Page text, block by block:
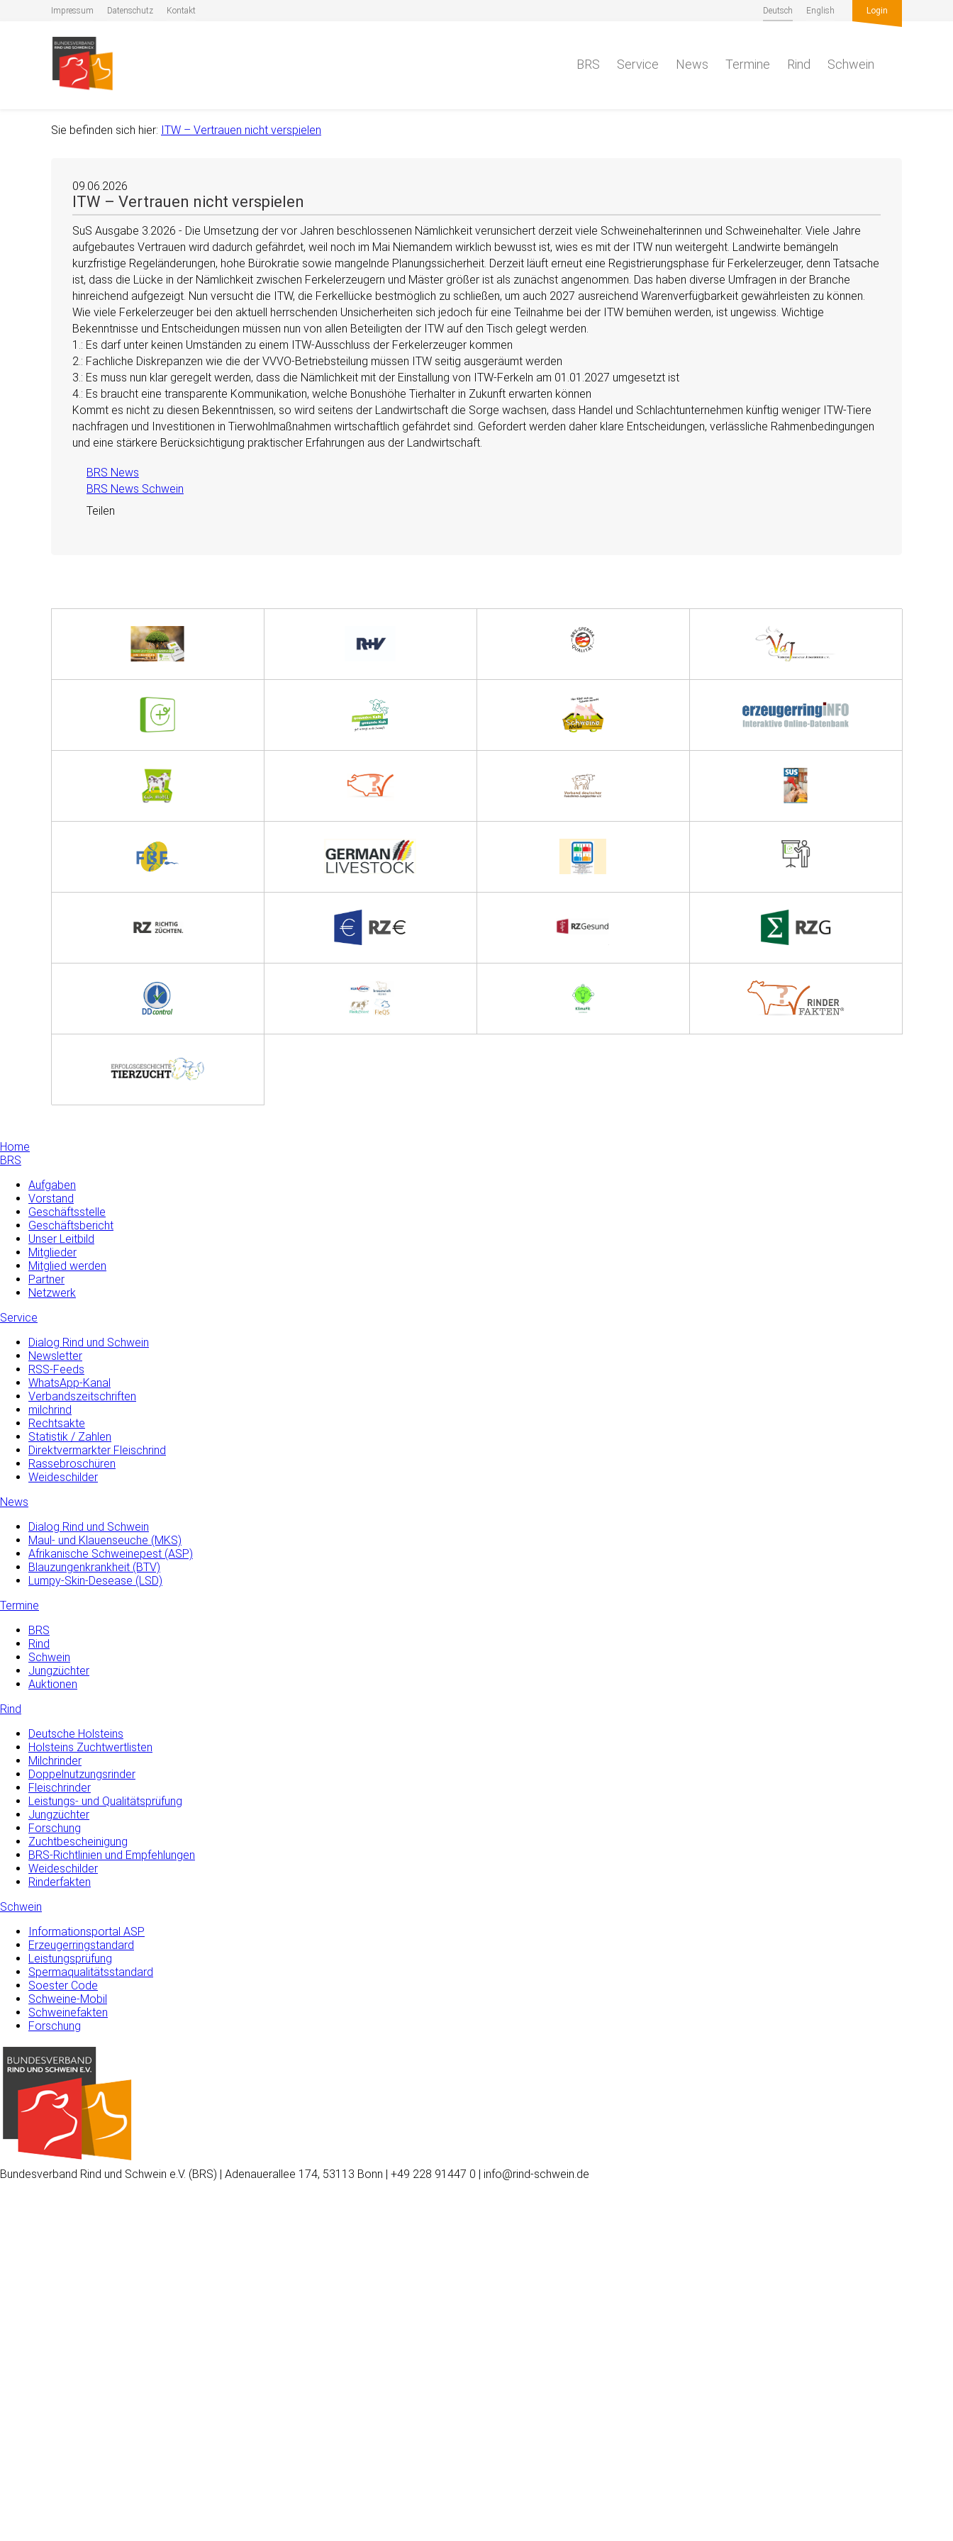
Impressum Datenschutz Kontakt Deutsch English Login
BRS Service News Termine Rind Schwein
Sie befinden sich hier: ITW – Vertrauen nicht verspielen
09.06.2026
ITW – Vertrauen nicht verspielen
SuS Ausgabe 3.2026 - Die Umsetzung der vor Jahren beschlossenen Nämlichkeit verunsichert derzeit viele Schweinehalterinnen und Schweinehalter. Viele Jahre
aufgebautes Vertrauen wird dadurch gefährdet, weil noch im Mai Niemandem wirklich bewusst ist, wies es mit der ITW nun weitergeht. Landwirte bemängeln
kurzfristige Regeländerungen, hohe Bürokratie sowie mangelnde Planungssicherheit. Derzeit läuft erneut eine Registrierungsphase für Ferkelerzeuger, denn Tatsache
ist, dass die Lücke in der Nämlichkeit zwischen Ferkelerzeugern und Mäster größer ist als zunächst angenommen. Das haben diverse Umfragen in der Branche
hinreichend aufgezeigt. Nun versucht die ITW, die Ferkellücke bestmöglich zu schließen, um auch 2027 ausreichend Warenverfügbarkeit gewährleisten zu können.
Wie viele Ferkelerzeuger bei den aktuell herrschenden Unsicherheiten sich jedoch für eine Teilnahme bei der ITW bemühen werden, ist ungewiss. Wichtige
Bekenntnisse und Entscheidungen müssen nun von allen Beteiligten der ITW auf den Tisch gelegt werden.
1.: Es darf unter keinen Umständen zu einem ITW-Ausschluss der Ferkelerzeuger kommen
2.: Fachliche Diskrepanzen wie die der VVVO-Betriebsteilung müssen ITW seitig ausgeräumt werden
3.: Es muss nun klar geregelt werden, dass die Nämlichkeit mit der Einstallung von ITW-Ferkeln am 01.01.2027 umgesetzt ist
4.: Es braucht eine transparente Kommunikation, welche Bonushöhe Tierhalter in Zukunft erwarten können
Kommt es nicht zu diesen Bekenntnissen, so wird seitens der Landwirtschaft die Sorge wachsen, dass Handel und Schlachtunternehmen künftig weniger ITW-Tiere
nachfragen und Investitionen in Tierwohlmaßnahmen wirtschaftlich gefährdet sind. Gefordert werden daher klare Entscheidungen, verlässliche Rahmenbedingungen
und eine stärkere Berücksichtigung praktischer Erfahrungen aus der Landwirtschaft.
BRS News
BRS News Schwein
Teilen
Home
BRS
Aufgaben
Vorstand
Geschäftsstelle
Geschäftsbericht
Unser Leitbild
Mitglieder
Mitglied werden
Partner
Netzwerk
Service
Dialog Rind und Schwein
Newsletter
RSS-Feeds
WhatsApp-Kanal
Verbandszeitschriften
milchrind
Rechtsakte
Statistik / Zahlen
Direktvermarkter Fleischrind
Rassebroschüren
Weideschilder
News
Dialog Rind und Schwein
Maul- und­ Klauenseuche­ (MKS)
Afrikanische Schweinepest (ASP)
Blauzungenkrankheit (BTV)
Lumpy-Skin-Desease (LSD)
Termine
BRS
Rind
Schwein
Jungzüchter
Auktionen
Rind
Deutsche Holsteins
Holsteins Zuchtwertlisten
Milchrinder
Doppelnutzungsrinder
Fleischrinder
Leistungs- und Qualitätsprüfung
Jungzüchter
Forschung
Zuchtbescheinigung
BRS-Richtlinien und Empfehlungen
Weideschilder
Rinderfakten
Schwein
Informationsportal ASP
Erzeugerringstandard
Leistungsprüfung
Spermaqualitätsstandard
Soester Code
Schweine-Mobil
Schweinefakten
Forschung
Bundesverband Rind und Schwein e.V. (BRS) | Adenauerallee 174, 53113 Bonn | +49 228 91447 0 | info@rind-schwein.de